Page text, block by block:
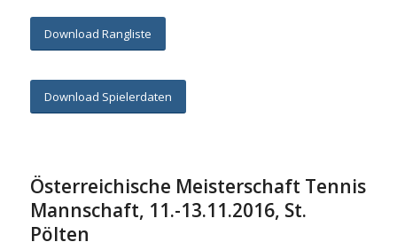
Download Rangliste
Download Spielerdaten
Österreichische Meisterschaft Tennis
Mannschaft, 11.-13.11.2016, St.
Pölten